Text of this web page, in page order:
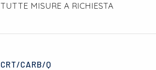
TUTTE MISURE A RICHIESTA
CRT/CARB/Q